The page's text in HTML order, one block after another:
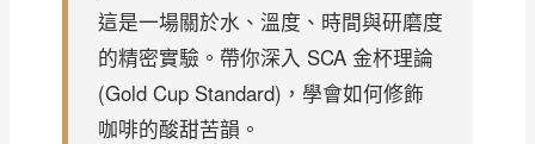
這是一場關於水、溫度、時間與研磨度
的精密實驗。帶你深入 SCA 金杯理論
(Gold Cup Standard)，學會如何修飾
咖啡的酸甜苦韻。